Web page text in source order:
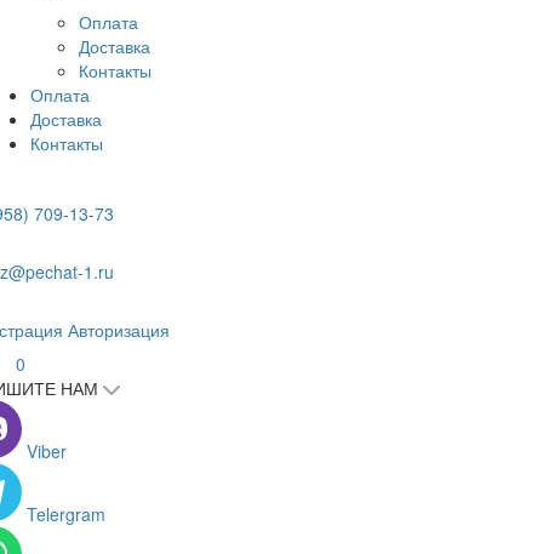
Оплата
Доставка
Контакты
Оплата
Доставка
Контакты
709-13-73
1.ru
Авторизация
0
НАМ
Viber
Telergram